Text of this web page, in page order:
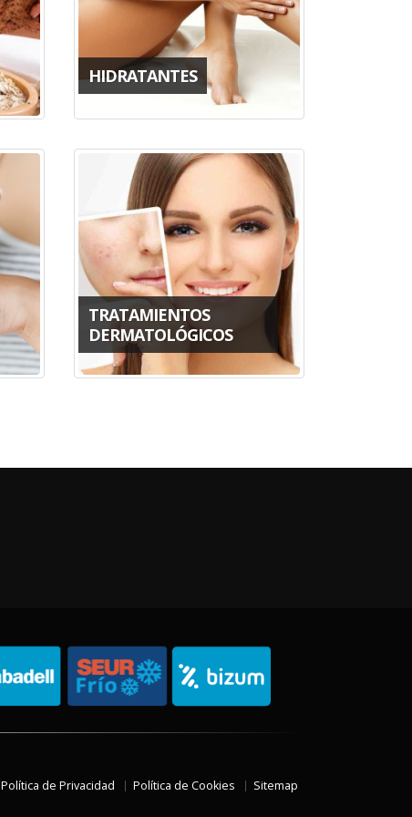
HIDRATANTES
TRATAMIENTOS
DERMATOLÓGICOS
Política de Privacidad Política de Cookies Sitemap